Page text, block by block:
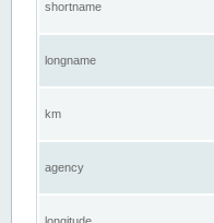
shortname
longname
km
agency